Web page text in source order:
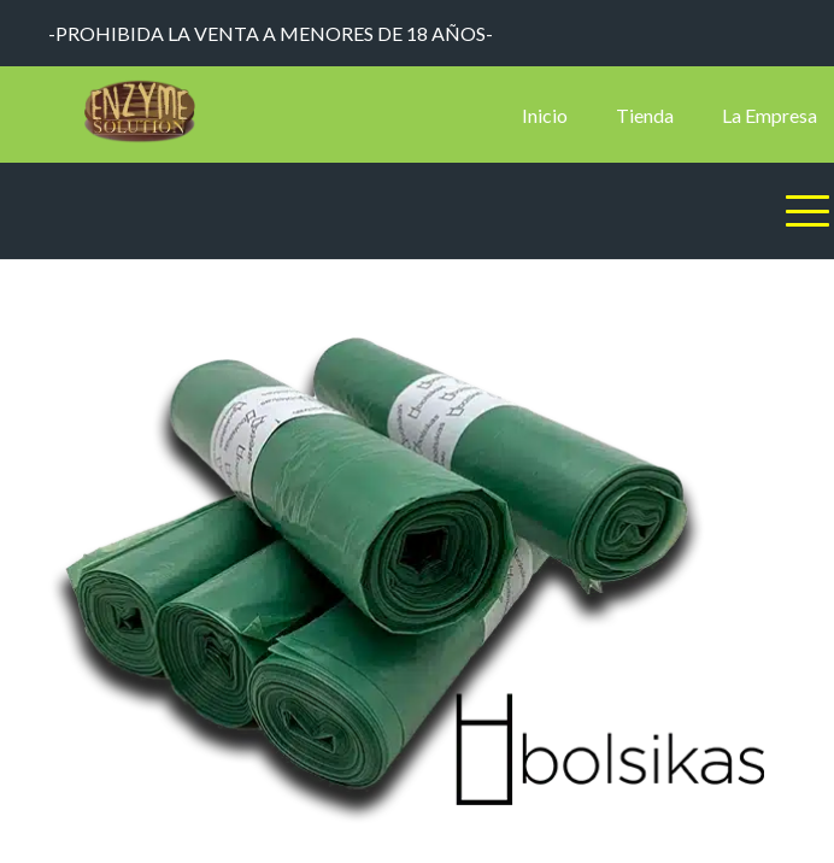
-PROHIBIDA LA VENTA A MENORES DE 18 AÑOS-
Inicio Tienda La Empresa